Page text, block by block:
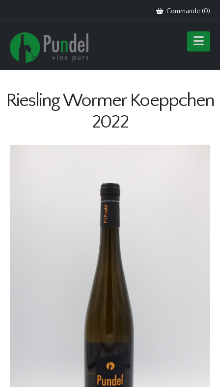
Commande (0)
Riesling Wormer Koeppchen
2022